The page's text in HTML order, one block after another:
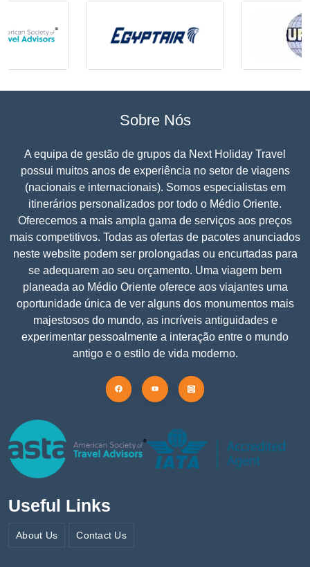
Sobre Nós
A equipa de gestão de grupos da Next Holiday Travel
possui muitos anos de experiência no setor de viagens
(nacionais e internacionais). Somos especialistas em
itinerários personalizados por todo o Médio Oriente.
Oferecemos a mais ampla gama de serviços aos preços
mais competitivos. Todas as ofertas de pacotes anunciados
neste website podem ser prolongadas ou encurtadas para
se adequarem ao seu orçamento. Uma viagem bem
planeada ao Médio Oriente oferece aos viajantes uma
oportunidade única de ver alguns dos monumentos mais
majestosos do mundo, as incríveis antiguidades e
experimentar pessoalmente a interação entre o mundo
antigo e o estilo de vida moderno.
Useful Links
About Us Contact Us